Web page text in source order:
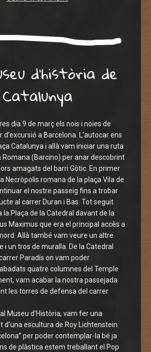
d’història de
Catalunya
dia 9 de març els nois i noies de
a Barcelona. L’autocar ens
Catalunya i allà vam iniciar una ruta
Romana (Barcino) per anar descobrint
amagats del barri Gòtic. En primer
Necròpolis romana de la plaça Vila de
el nostre passeig fins a trobar
al carrer Duran i Bas. Tot seguit
Plaça de la Catedral davant de la
Maximus que era el principal accès a
Allà també vam veure un altre
i un tros de muralla. De la Catedral
Paradís on vam poder
quatre columnes del Temple
vam acabar la nostra passejada
les torres de defensa del carrer
Museu d’Història, vam fer una
d’una escultura de Roy Lichtenstein:
per poder contemplar-la bé ja
de plàstica estem treballant el Pop